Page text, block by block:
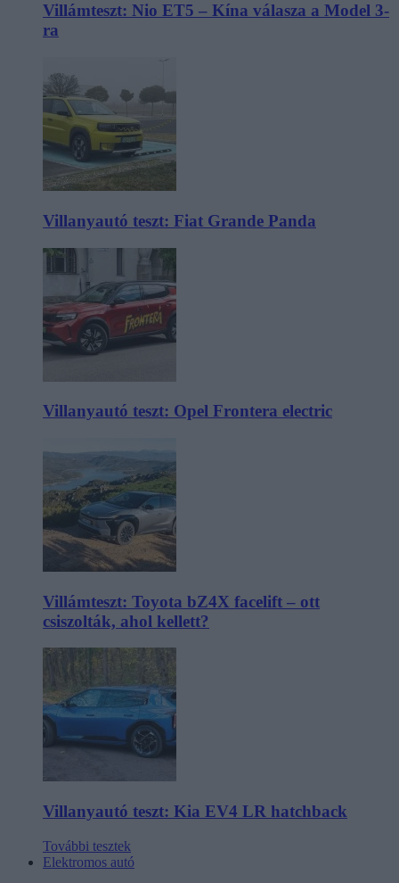
Villámteszt: Nio ET5 – Kína válasza a Model 3-
ra
Villanyautó teszt: Fiat Grande Panda
Villanyautó teszt: Opel Frontera electric
Villámteszt: Toyota bZ4X facelift – ott
csiszolták, ahol kellett?
Villanyautó teszt: Kia EV4 LR hatchback
További tesztek
Elektromos autó